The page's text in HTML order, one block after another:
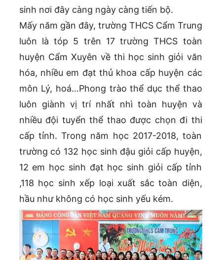
sinh nơi đây càng ngày càng tiến bộ.
Mấy năm gần đây, trường THCS Cẩm Trung
luôn là tóp 5 trên 17 trường THCS toàn
huyện Cẩm Xuyên về thi học sinh giỏi văn
hóa, nhiều em đạt thủ khoa cấp huyện các
môn Lý, hoá…Phong trào thể dục thể thao
luôn giành vị trí nhất nhì toàn huyện và
nhiều đội tuyển thể thao được chọn đi thi
cấp tỉnh. Trong năm học 2017-2018, toàn
trường có 132 học sinh đậu giỏi cấp huyện,
12 em học sinh đạt học sinh giỏi cấp tỉnh
,118 học sinh xếp loại xuất sắc toàn diện,
hầu như không có học sinh yếu kém.